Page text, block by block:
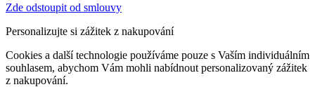
Zde odstoupit od smlouvy
Personalizujte si zážitek z nakupování
Cookies a další technologie používáme pouze s Vaším individuálním
souhlasem, abychom Vám mohli nabídnout personalizovaný zážitek
z nakupování.